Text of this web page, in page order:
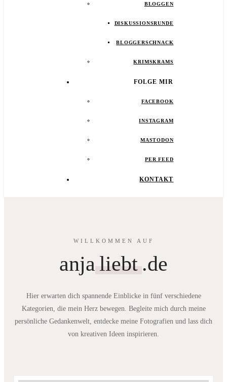
BLOGGEN
DISKUSSIONSRUNDE
BLOGGERSCHNACK
KRIMSKRAMS
FOLGE MIR
FACEBOOK
INSTAGRAM
MASTODON
PER FEED
KONTAKT
WILLKOMMEN AUF
anja liebt .de
Hier erwarten dich spannende Einblicke in fünf verschiedene
Kategorien, die mein Herz bewegen. Begleite mich durch meine
persönliche Gedankenwelt, entdecke meine Fotografien und lass dich
von kreativen Ideen inspirieren.